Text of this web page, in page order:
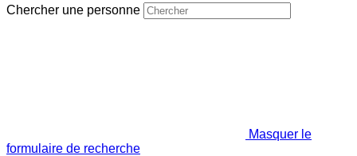
Chercher une personne
Masquer le
formulaire de recherche